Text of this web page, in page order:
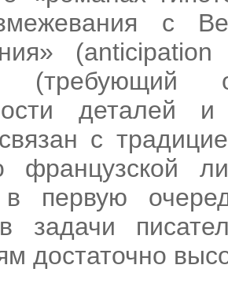
с
(требующий
деталей
с
французской
в первую
задачи
достаточно